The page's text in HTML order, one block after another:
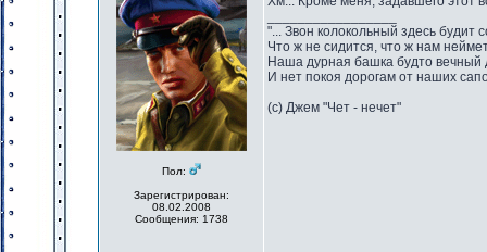
Пол:
Зарегистрирован:
08.02.2008
Сообщения: 1738
"... Звон колокольный здесь будит
Что ж не сидится, что ж нам
Наша дурная башка будто вечный
И нет покоя дорогам от наших
(с) Джем "Чет - нечет"